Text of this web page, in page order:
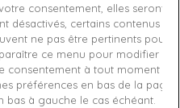
produit
Fabriquant
consentement, elles seront
désactivés, certains contenus et
ne pas être pertinents pour
ce menu pour modifier
consentement à tout moment
préférences en bas de la page
bas à gauche le cas échéant.